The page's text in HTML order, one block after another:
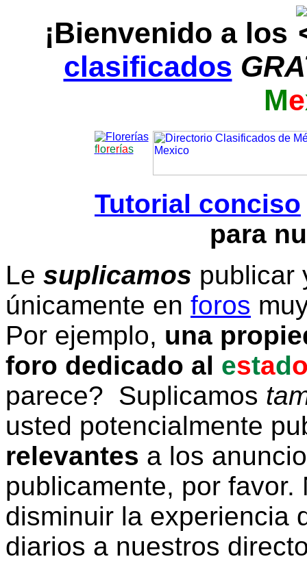
¡Bienvenido a los
clasificados
Me
florerías
Tutorial conciso
para
Le suplicamos publicar
únicamente en foros
Por ejemplo, una
foro dedicado al estad
parece? Suplicamos
usted potencialmente
relevantes a los
publicamente, por
disminuir la experiencia
diarios a nuestros